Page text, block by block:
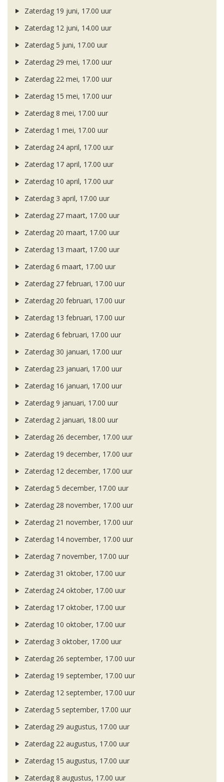
Zaterdag 19 juni, 17.00 uur
Zaterdag 12 juni, 14.00 uur
Zaterdag 5 juni, 17.00 uur
Zaterdag 29 mei, 17.00 uur
Zaterdag 22 mei, 17.00 uur
Zaterdag 15 mei, 17.00 uur
Zaterdag 8 mei, 17.00 uur
Zaterdag 1 mei, 17.00 uur
Zaterdag 24 april, 17.00 uur
Zaterdag 17 april, 17.00 uur
Zaterdag 10 april, 17.00 uur
Zaterdag 3 april, 17.00 uur
Zaterdag 27 maart, 17.00 uur
Zaterdag 20 maart, 17.00 uur
Zaterdag 13 maart, 17.00 uur
Zaterdag 6 maart, 17.00 uur
Zaterdag 27 februari, 17.00 uur
Zaterdag 20 februari, 17.00 uur
Zaterdag 13 februari, 17.00 uur
Zaterdag 6 februari, 17.00 uur
Zaterdag 30 januari, 17.00 uur
Zaterdag 23 januari, 17.00 uur
Zaterdag 16 januari, 17.00 uur
Zaterdag 9 januari, 17.00 uur
Zaterdag 2 januari, 18.00 uur
Zaterdag 26 december, 17.00 uur
Zaterdag 19 december, 17.00 uur
Zaterdag 12 december, 17.00 uur
Zaterdag 5 december, 17.00 uur
Zaterdag 28 november, 17.00 uur
Zaterdag 21 november, 17.00 uur
Zaterdag 14 november, 17.00 uur
Zaterdag 7 november, 17.00 uur
Zaterdag 31 oktober, 17.00 uur
Zaterdag 24 oktober, 17.00 uur
Zaterdag 17 oktober, 17.00 uur
Zaterdag 10 oktober, 17.00 uur
Zaterdag 3 oktober, 17.00 uur
Zaterdag 26 september, 17.00 uur
Zaterdag 19 september, 17.00 uur
Zaterdag 12 september, 17.00 uur
Zaterdag 5 september, 17.00 uur
Zaterdag 29 augustus, 17.00 uur
Zaterdag 22 augustus, 17.00 uur
Zaterdag 15 augustus, 17.00 uur
Zaterdag 8 augustus, 17.00 uur